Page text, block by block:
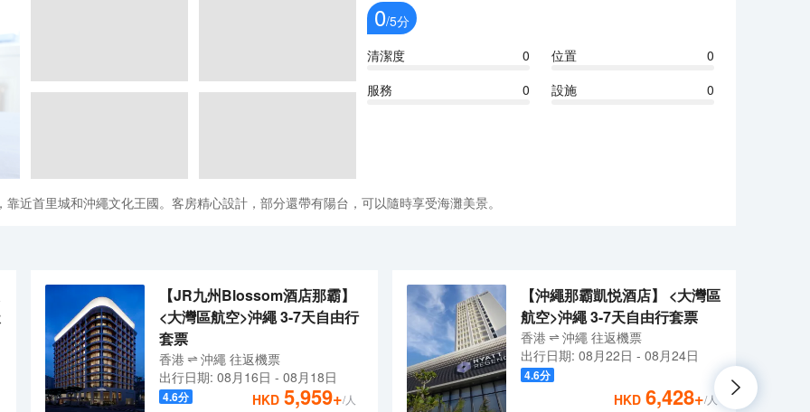
0/5分
清潔度
0 位置
0
服務
0 設施 0
近首里城和沖繩文化王國。客房精心設計，部分還帶有陽台，可以隨時享受海灘美景。
【JR九州Blossom酒店那霸】
<大灣區航空>沖繩 3-7天自由行
套票
香港 沖繩 往返機票
出行日期: 08月16日 - 08月18日
4.6分 HKD 5,959+/人
【沖繩那霸凱悦酒店】 <大灣區
航空>沖繩 3-7天自由行套票
香港 沖繩 往返機票
出行日期: 08月22日 - 08月24日
4.6分
HKD 6,428+/人